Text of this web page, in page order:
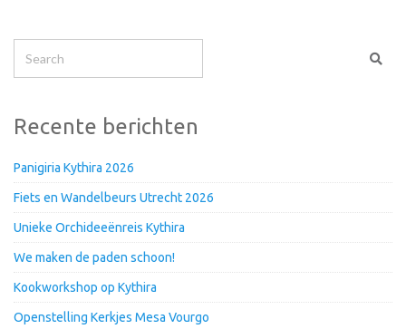
Recente berichten
Panigiria Kythira 2026
Fiets en Wandelbeurs Utrecht 2026
Unieke Orchideeënreis Kythira
We maken de paden schoon!
Kookworkshop op Kythira
Openstelling Kerkjes Mesa Vourgo